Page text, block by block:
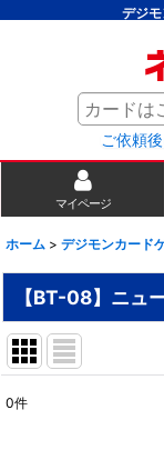
デジ
ご依頼
マイページ
ホーム > デジモンカード
【BT-08】ニュ
0件